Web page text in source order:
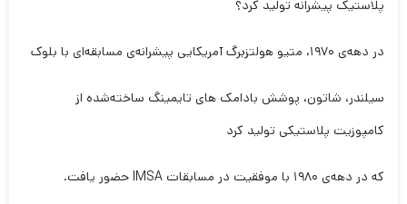
پلاستیک پیشرانه تولید کرد؟
در دهه‌ی ۱۹۷۰، متیو هولتزبرگ آمریکایی پیشرانه‌ی مسابقه‌ای با بلوک
سیلندر، شاتون، پوشش بادامک های تایمینگ ساخته‌شده از
کامپوزیت پلاستیکی تولید کرد
که در دهه‌ی ۱۹۸۰ با موفقیت در مسابقات IMSA حضور یافت.